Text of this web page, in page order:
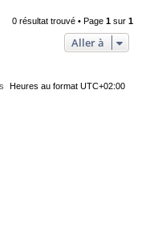
0 résultat trouvé • Page1 sur1
Aller à
Heures au formatUTC+02:00